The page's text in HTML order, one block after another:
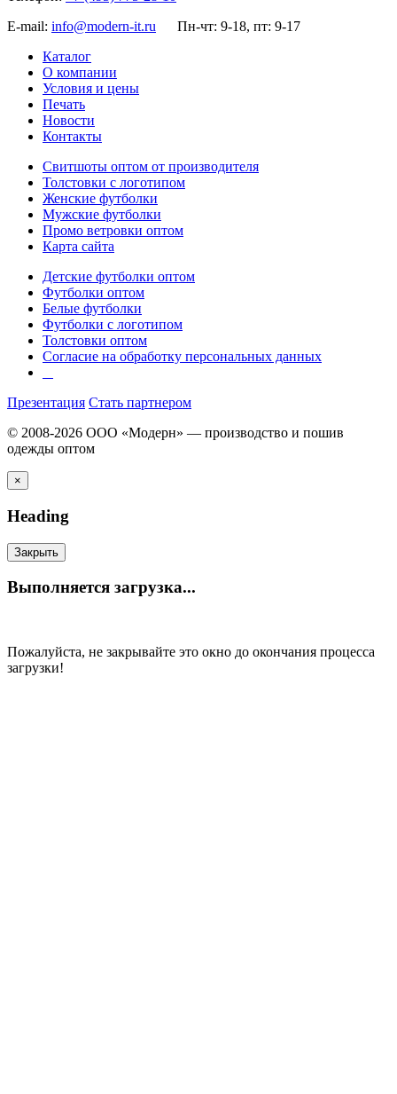
E-mail: info@modern-it.ru
Пн-чт: 9-18, пт: 9-17
Каталог
О компании
Условия и цены
Печать
Новости
Контакты
Свитшоты оптом от производителя
Толстовки с логотипом
Женские футболки
Мужские футболки
Промо ветровки оптом
Карта сайта
Детские футболки оптом
Футболки оптом
Белые футболки
Футболки с логотипом
Толстовки оптом
Согласие на обработку персональных данных
Презентация Стать партнером
© 2008-2026 ООО «Модерн» — производство и пошив
одежды оптом
×
Heading
Закрыть
Выполняется загрузка...
Пожалуйста, не закрывайте это окно до окончания процесса
загрузки!